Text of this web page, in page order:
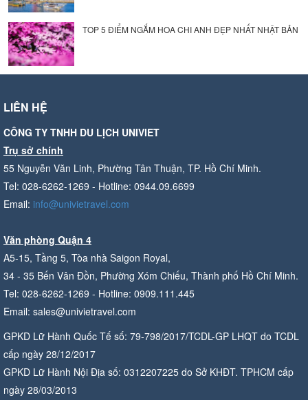
TOP 5 ĐIỂM NGẮM HOA CHI ANH ĐẸP NHẤT NHẬT BẢN
LIÊN HỆ
CÔNG TY TNHH DU LỊCH UNIVIET
Trụ sở chính
55 Nguyễn Văn Linh, Phường Tân Thuận, TP. Hồ Chí Minh.
Tel: 028-6262-1269 - Hotline: 0944.09.6699
Email: info@univietravel.com
Văn phòng Quận 4
A5-15, Tầng 5, Tòa nhà Saigon Royal,
34 - 35 Bến Vân Đồn, Phường Xóm Chiếu, Thành phố Hồ Chí Minh.
Tel: 028-6262-1269 - Hotline: 0909.111.445
Email: sales@univietravel.com
GPKD Lữ Hành Quốc Tế số: 79-798/2017/TCDL-GP LHQT do TCDL
cấp ngày 28/12/2017
GPKD Lữ Hành Nội Địa số: 0312207225 do Sở KHĐT. TPHCM cấp
ngày 28/03/2013